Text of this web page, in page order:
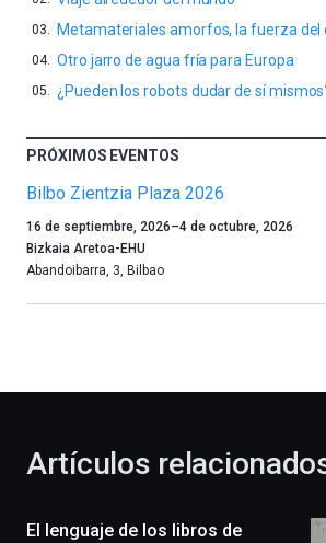
Metamateriales amorfos, la fuerza del
Otro jarro de agua fría para Europa
¿Pueden los robots dudar de sí
PRÓXIMOS EVENTOS
Bilbo Zientzia Plaza 2026
Un
año
más,
celebración
novena
16 de septiembre, 2026–4 de octubre, 2026
Bizkaia Aretoa-EHU
Abandoibarra, 3, Bilbao
Artículos
El lenguaje de los libros de